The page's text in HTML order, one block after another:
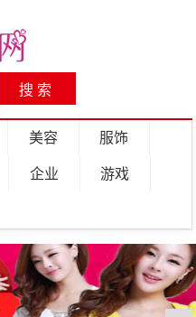
美容 服饰
企业 游戏